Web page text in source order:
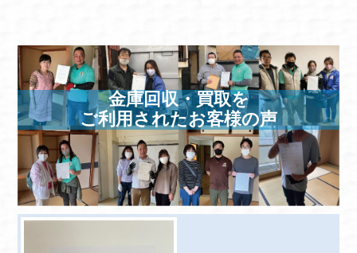
金庫回収・買取を
ご利用されたお客様の声